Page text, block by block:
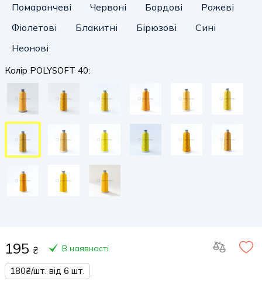
Помаранчеві
Червоні Бордові
Рожеві
Фіолетові
Блакитні Бірюзові
Сині
Неонові
Колір POLYSOFT 40:
195 ₴ В наявності
180₴/шт. від 6 шт.